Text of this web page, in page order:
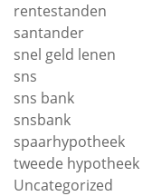
rentestanden
santander
snel geld lenen
sns
sns bank
snsbank
spaarhypotheek
tweede hypotheek
Uncategorized